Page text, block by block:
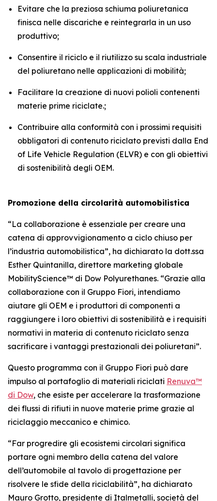
Evitare che la preziosa schiuma poliuretanica
finisca nelle discariche e reintegrarla in un uso
produttivo;
Consentire il riciclo e il riutilizzo su scala industriale
del poliuretano nelle applicazioni di mobilità;
Facilitare la creazione di nuovi polioli contenenti
materie prime riciclate.;
Contribuire alla conformità con i prossimi requisiti
obbligatori di contenuto riciclato previsti dalla End
of Life Vehicle Regulation (ELVR) e con gli obiettivi
di sostenibilità degli OEM.
Promozione della circolarità automobilistica
“La collaborazione è essenziale per creare una
catena di approvvigionamento a ciclo chiuso per
l’industria automobilistica”, ha dichiarato la dott.ssa
Esther Quintanilla, direttore marketing globale
MobilityScience™ di Dow Polyurethanes. “Grazie alla
collaborazione con il Gruppo Fiori, intendiamo
aiutare gli OEM e i produttori di componenti a
raggiungere i loro obiettivi di sostenibilità e i requisiti
normativi in materia di contenuto riciclato senza
sacrificare i vantaggi prestazionali dei poliuretani”.
Questo programma con il Gruppo Fiori può dare
impulso al portafoglio di materiali riciclati Renuva™
di Dow, che esiste per accelerare la trasformazione
dei flussi di rifiuti in nuove materie prime grazie al
riciclaggio meccanico e chimico.
“Far progredire gli ecosistemi circolari significa
portare ogni membro della catena del valore
dell’automobile al tavolo di progettazione per
risolvere le sfide della riciclabilità”, ha dichiarato
Mauro Grotto, presidente di Italmetalli, società del